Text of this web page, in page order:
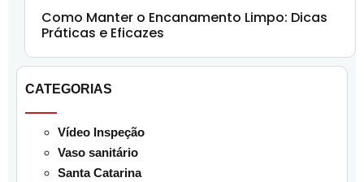
Como Manter o Encanamento Limpo: Dicas
Práticas e Eficazes
CATEGORIAS
Vídeo Inspeção
Vaso sanitário
Santa Catarina